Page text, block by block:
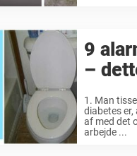
9
–
1. Man
diabetes
af med det
arbejde ...